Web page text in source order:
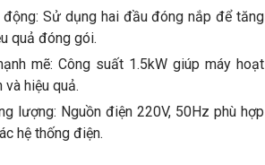
Sử dụng hai đầu đóng nắp để tăng
quả đóng gói.
mẽ: Công suất 1.5kW giúp máy hoạt
hiệu quả.
lượng: Nguồn điện 220V, 50Hz phù hợp
hệ thống điện.